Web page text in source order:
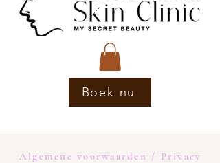
Boek nu
Algemene voorwaarden / Privacy